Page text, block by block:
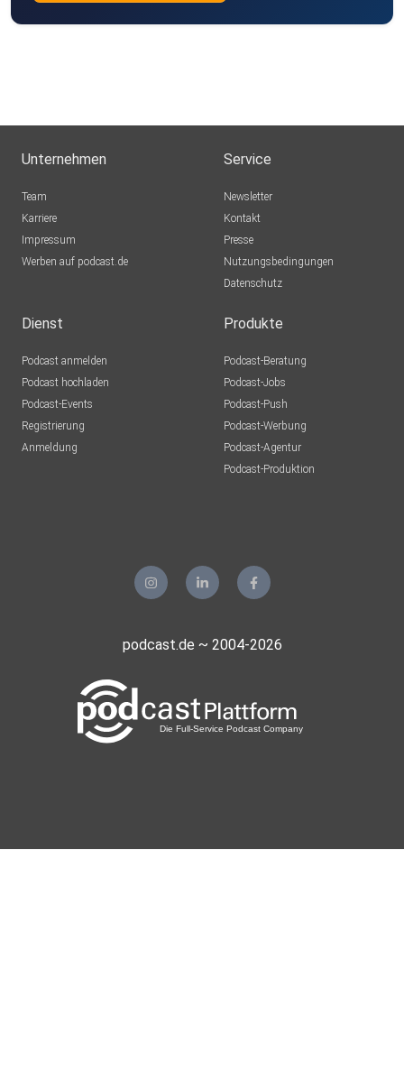
Unternehmen
Team
Karriere
Impressum
Werben auf podcast.de
Service
Newsletter
Kontakt
Presse
Nutzungsbedingungen
Datenschutz
Dienst
Podcast anmelden
Podcast hochladen
Podcast-Events
Registrierung
Anmeldung
Produkte
Podcast-Beratung
Podcast-Jobs
Podcast-Push
Podcast-Werbung
Podcast-Agentur
Podcast-Produktion
podcast.de ~ 2004-2026